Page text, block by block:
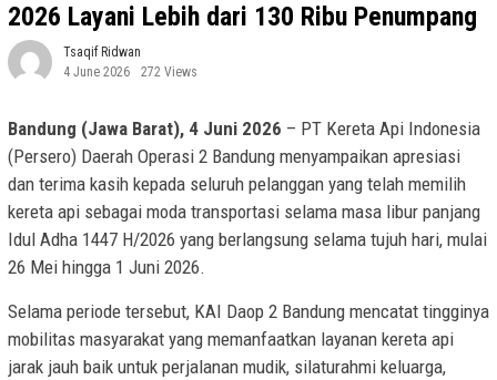
2026 Layani Lebih dari 130 Ribu Penumpang
Tsaqif Ridwan
4 June 2026
272 Views
Bandung (Jawa Barat), 4 Juni 2026 – PT Kereta Api Indonesia
(Persero) Daerah Operasi 2 Bandung menyampaikan apresiasi
dan terima kasih kepada seluruh pelanggan yang telah memilih
kereta api sebagai moda transportasi selama masa libur panjang
Idul Adha 1447 H/2026 yang berlangsung selama tujuh hari, mulai
26 Mei hingga 1 Juni 2026.
Selama periode tersebut, KAI Daop 2 Bandung mencatat tingginya
mobilitas masyarakat yang memanfaatkan layanan kereta api
jarak jauh baik untuk perjalanan mudik, silaturahmi keluarga,